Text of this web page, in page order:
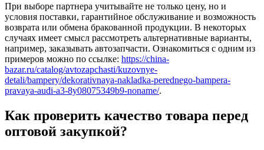
При выборе партнера учитывайте не только цену, но и
условия поставки, гарантийное обслуживание и возможность
возврата или обмена бракованной продукции. В некоторых
случаях имеет смысл рассмотреть альтернативные варианты,
например, заказывать автозапчасти. Ознакомиться с одним из
примеров можно по ссылке: https://china-
bazar.ru/catalog/avtozapchasti/kuzovnye-
detali/bampery/dekorativnaya-nakladka-perednego-bampera-
pravaya-audi-a3-8y08075349b9-noname/.
Как проверить качество товара перед
оптовой закупкой?